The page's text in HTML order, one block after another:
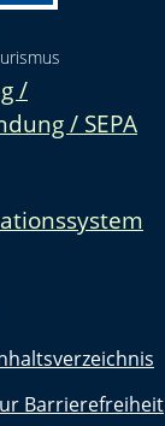
/
/ SEPA
Barrierefreiheit